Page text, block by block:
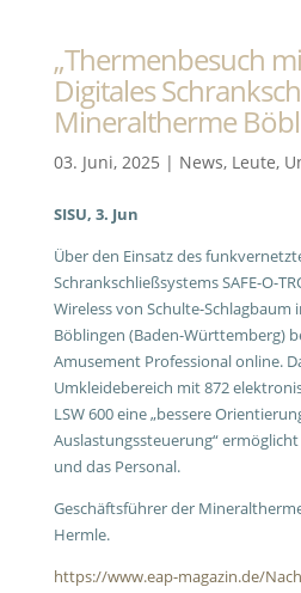
„Thermenbesuch
Digitales
Mineraltherme
03. Juni, 2025 | News, Leute,
SISU, 3. Jun
Über den Einsatz des
Schrankschließsystems SAFE-O-
Wireless von Schulte-
Böblingen (Baden-Württemberg)
Amusement Professional online.
Umkleidebereich mit 872
LSW 600 eine „bessere
Auslastungssteuerung“
und das Personal.
Geschäftsführer der
Hermle.
https://www.eap-magazin.de/